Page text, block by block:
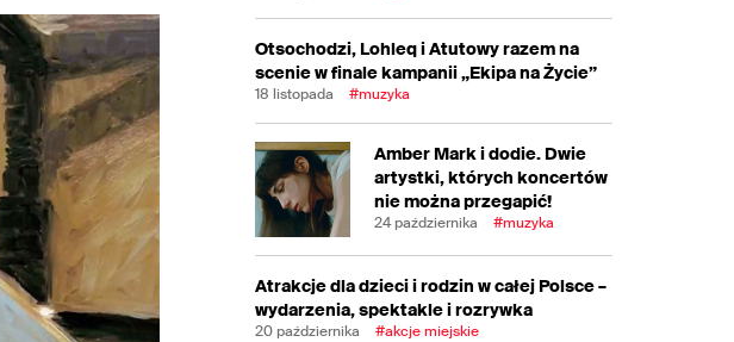
Otsochodzi, Lohleq i Atutowy razem na
scenie w finale kampanii „Ekipa na Życie”
18 listopada #muzyka
Amber Mark i dodie. Dwie
artystki, których koncertów
nie można przegapić!
24 października #muzyka
Atrakcje dla dzieci i rodzin w całej Polsce –
wydarzenia, spektakle i rozrywka
20 października #akcje miejskie